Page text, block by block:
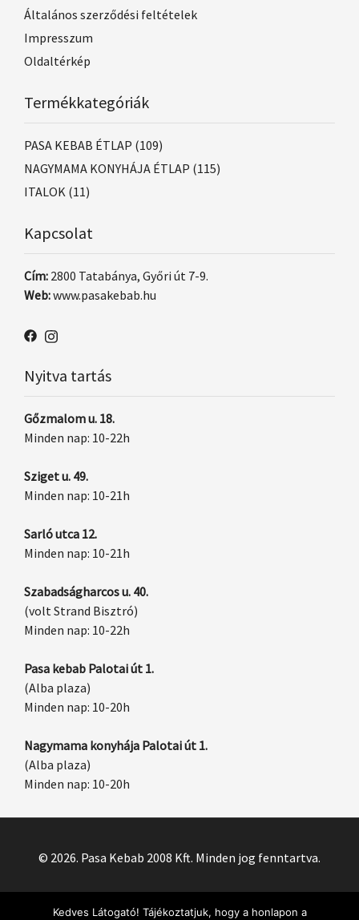
Általános szerződési feltételek
Impresszum
Oldaltérkép
Termékkategóriák
PASA KEBAB ÉTLAP (109)
NAGYMAMA KONYHÁJA ÉTLAP (115)
ITALOK (11)
Kapcsolat
Cím: 2800 Tatabánya, Győri út 7-9.
Web:www.pasakebab.hu
Nyitva tartás
Gőzmalom u. 18.
Minden nap: 10-22h
Sziget u. 49.
Minden nap: 10-21h
Sarló utca 12.
Minden nap: 10-21h
Szabadságharcos u. 40.
(volt Strand Bisztró)
Minden nap: 10-22h
Pasa kebab Palotai út 1.
(Alba plaza)
Minden nap: 10-20h
Nagymama konyhája Palotai út 1.
(Alba plaza)
Minden nap: 10-20h
© 2026. Pasa Kebab 2008 Kft. Minden jog fenntartva.
Kedves Látogató! Tájékoztatjuk, hogy a honlapon a